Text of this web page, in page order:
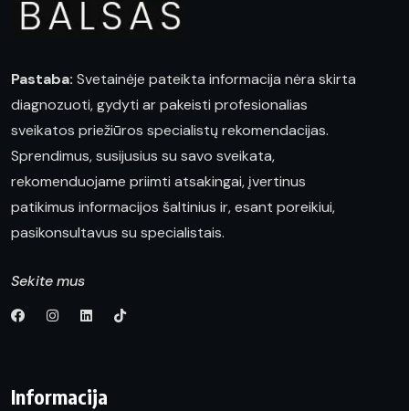
Pastaba: Svetainėje pateikta informacija nėra skirta
diagnozuoti, gydyti ar pakeisti profesionalias
sveikatos priežiūros specialistų rekomendacijas.
Sprendimus, susijusius su savo sveikata,
rekomenduojame priimti atsakingai, įvertinus
patikimus informacijos šaltinius ir, esant poreikiui,
pasikonsultavus su specialistais.
Sekite mus
Informacija